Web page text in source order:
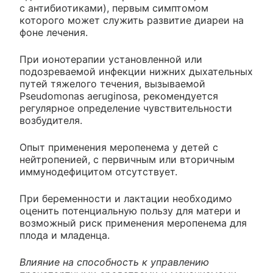
с антибиотиками), первым симптомом
которого может служить развитие диареи на
фоне лечения.
При ионотерапии установленной или
подозреваемой инфекции нижних дыхательных
путей тяжелого течения, вызываемой
Pseudomonas aeruginosa, рекомендуется
регулярное определение чувствительности
возбудителя.
Опыт применения меропенема у детей с
нейтропенией, с первичным или вторичным
иммунодефицитом отсутствует.
При беременности и лактации необходимо
оценить потенциальную пользу для матери и
возможный риск применения меропенема для
плода и младенца.
Влияние на способность к управлению